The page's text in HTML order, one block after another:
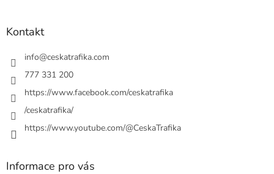
k
ý
Kontakt
info@ceskatrafika.com
777 331 200
https://www.facebook.com/ceskatrafika
/ceskatrafika/
https://www.youtube.com/@CeskaTrafika
Informace pro vás